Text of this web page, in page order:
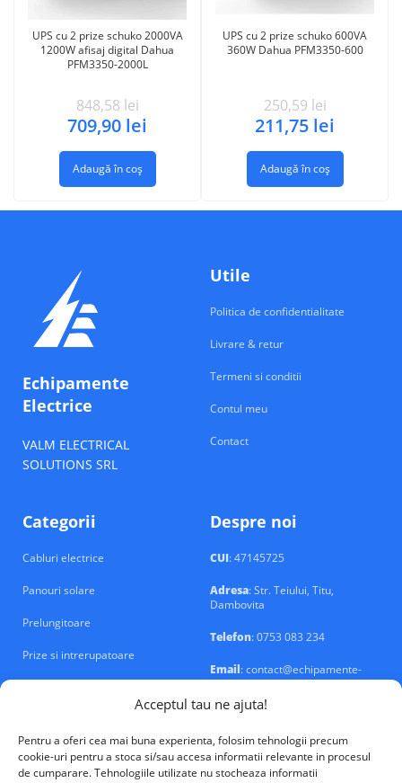
Acceptul tau ne ajuta!
Pentru a oferi cea mai buna experienta, folosim tehnologii precum
cookie-uri pentru a stoca si/sau accesa informatii relevante in procesul
de cumparare. Tehnologiile utilizate nu stocheaza informatii
UPS cu 2 prize schuko 2000VA
1200W afisaj digital Dahua
PFM3350-2000L
848,58 lei
709,90 lei
Adaugă în coș
UPS cu 2 prize schuko 600VA
360W Dahua PFM3350-600
250,59 lei
211,75 lei
Adaugă în coș
Echipamente
Electrice
VALM ELECTRICAL
SOLUTIONS SRL
Utile
Politica de confidentialitate
Livrare & retur
Termeni si conditii
Contul meu
Contact
Categorii
Cabluri electrice
Panouri solare
Prelungitoare
Prize si intrerupatoare
Despre noi
CUI: 47145725
Adresa: Str. Teiului, Titu,
Dambovita
Telefon: 0753 083 234
Email: contact@echipamente-
electrice.ro